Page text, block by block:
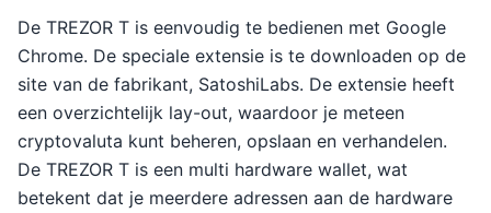
De TREZOR T is eenvoudig te bedienen met Google
Chrome. De speciale extensie is te downloaden op de
site van de fabrikant, SatoshiLabs. De extensie heeft
een overzichtelijk lay-out, waardoor je meteen
cryptovaluta kunt beheren, opslaan en verhandelen.
De TREZOR T is een multi hardware wallet, wat
betekent dat je meerdere adressen aan de hardware